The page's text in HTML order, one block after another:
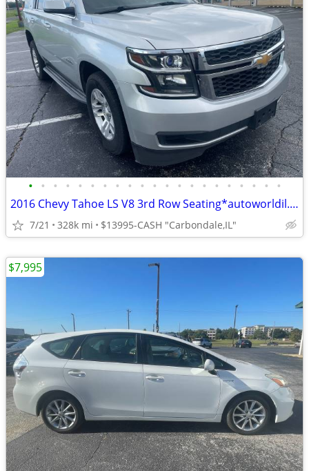
• • • • • • • • • • • • • • • • • • • • •
2016 Chevy Tahoe LS V8 3rd Row Seating*autoworldil.com *MUST SEE THIS*
7/21 328k mi $13995-CASH "Carbondale,IL"
$7,995